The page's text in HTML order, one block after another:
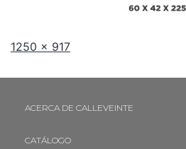
1250 × 917
ACERCA DE CALLEVEINTE
CATÁLOGO